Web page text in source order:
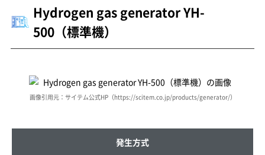
Hydrogen gas generator YH-
500（標準機）
画像引用元：サイテム公式HP（https://scitem.co.jp/products/generator/）
発生方式